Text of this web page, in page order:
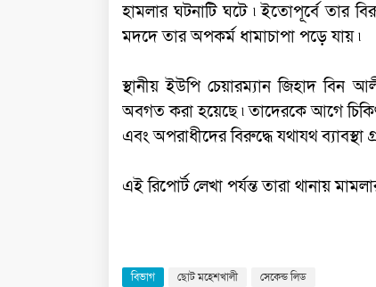
হামলার ঘটনাটি ঘটে ৷ ইতোপূর্বে তার
মদদে তার অপকর্ম ধামাচাপা পড়ে যায় ৷
স্থানীয় ইউপি চেয়ারম্যান জিহাদ বিন
অবগত করা হয়েছে ৷ তাদেরকে আগে
এবং অপরাধীদের বিরুদ্ধে যথাযথ ব্যাবস্থা
এই রিপোর্ট লেখা পর্যন্ত তারা থানায়
বিভাগ ছোট মহেশখালী সেকেন্ড লিড